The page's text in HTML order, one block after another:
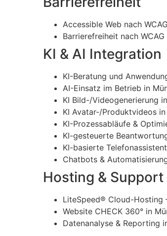
Accessible Web nach
Barrierefreiheit nach
KI & AI Integration
KI-Beratung und
AI-Einsatz im Betrieb in
KI Bild-/Videogenerierung
KI Avatar-/Produktvideos
KI-Prozessabläufe &
KI-gesteuerte
KI-basierte
Chatbots &
Hosting & Support
LiteSpeed® Cloud-Hosting
Website CHECK 360° in
Datenanalyse & Reporting